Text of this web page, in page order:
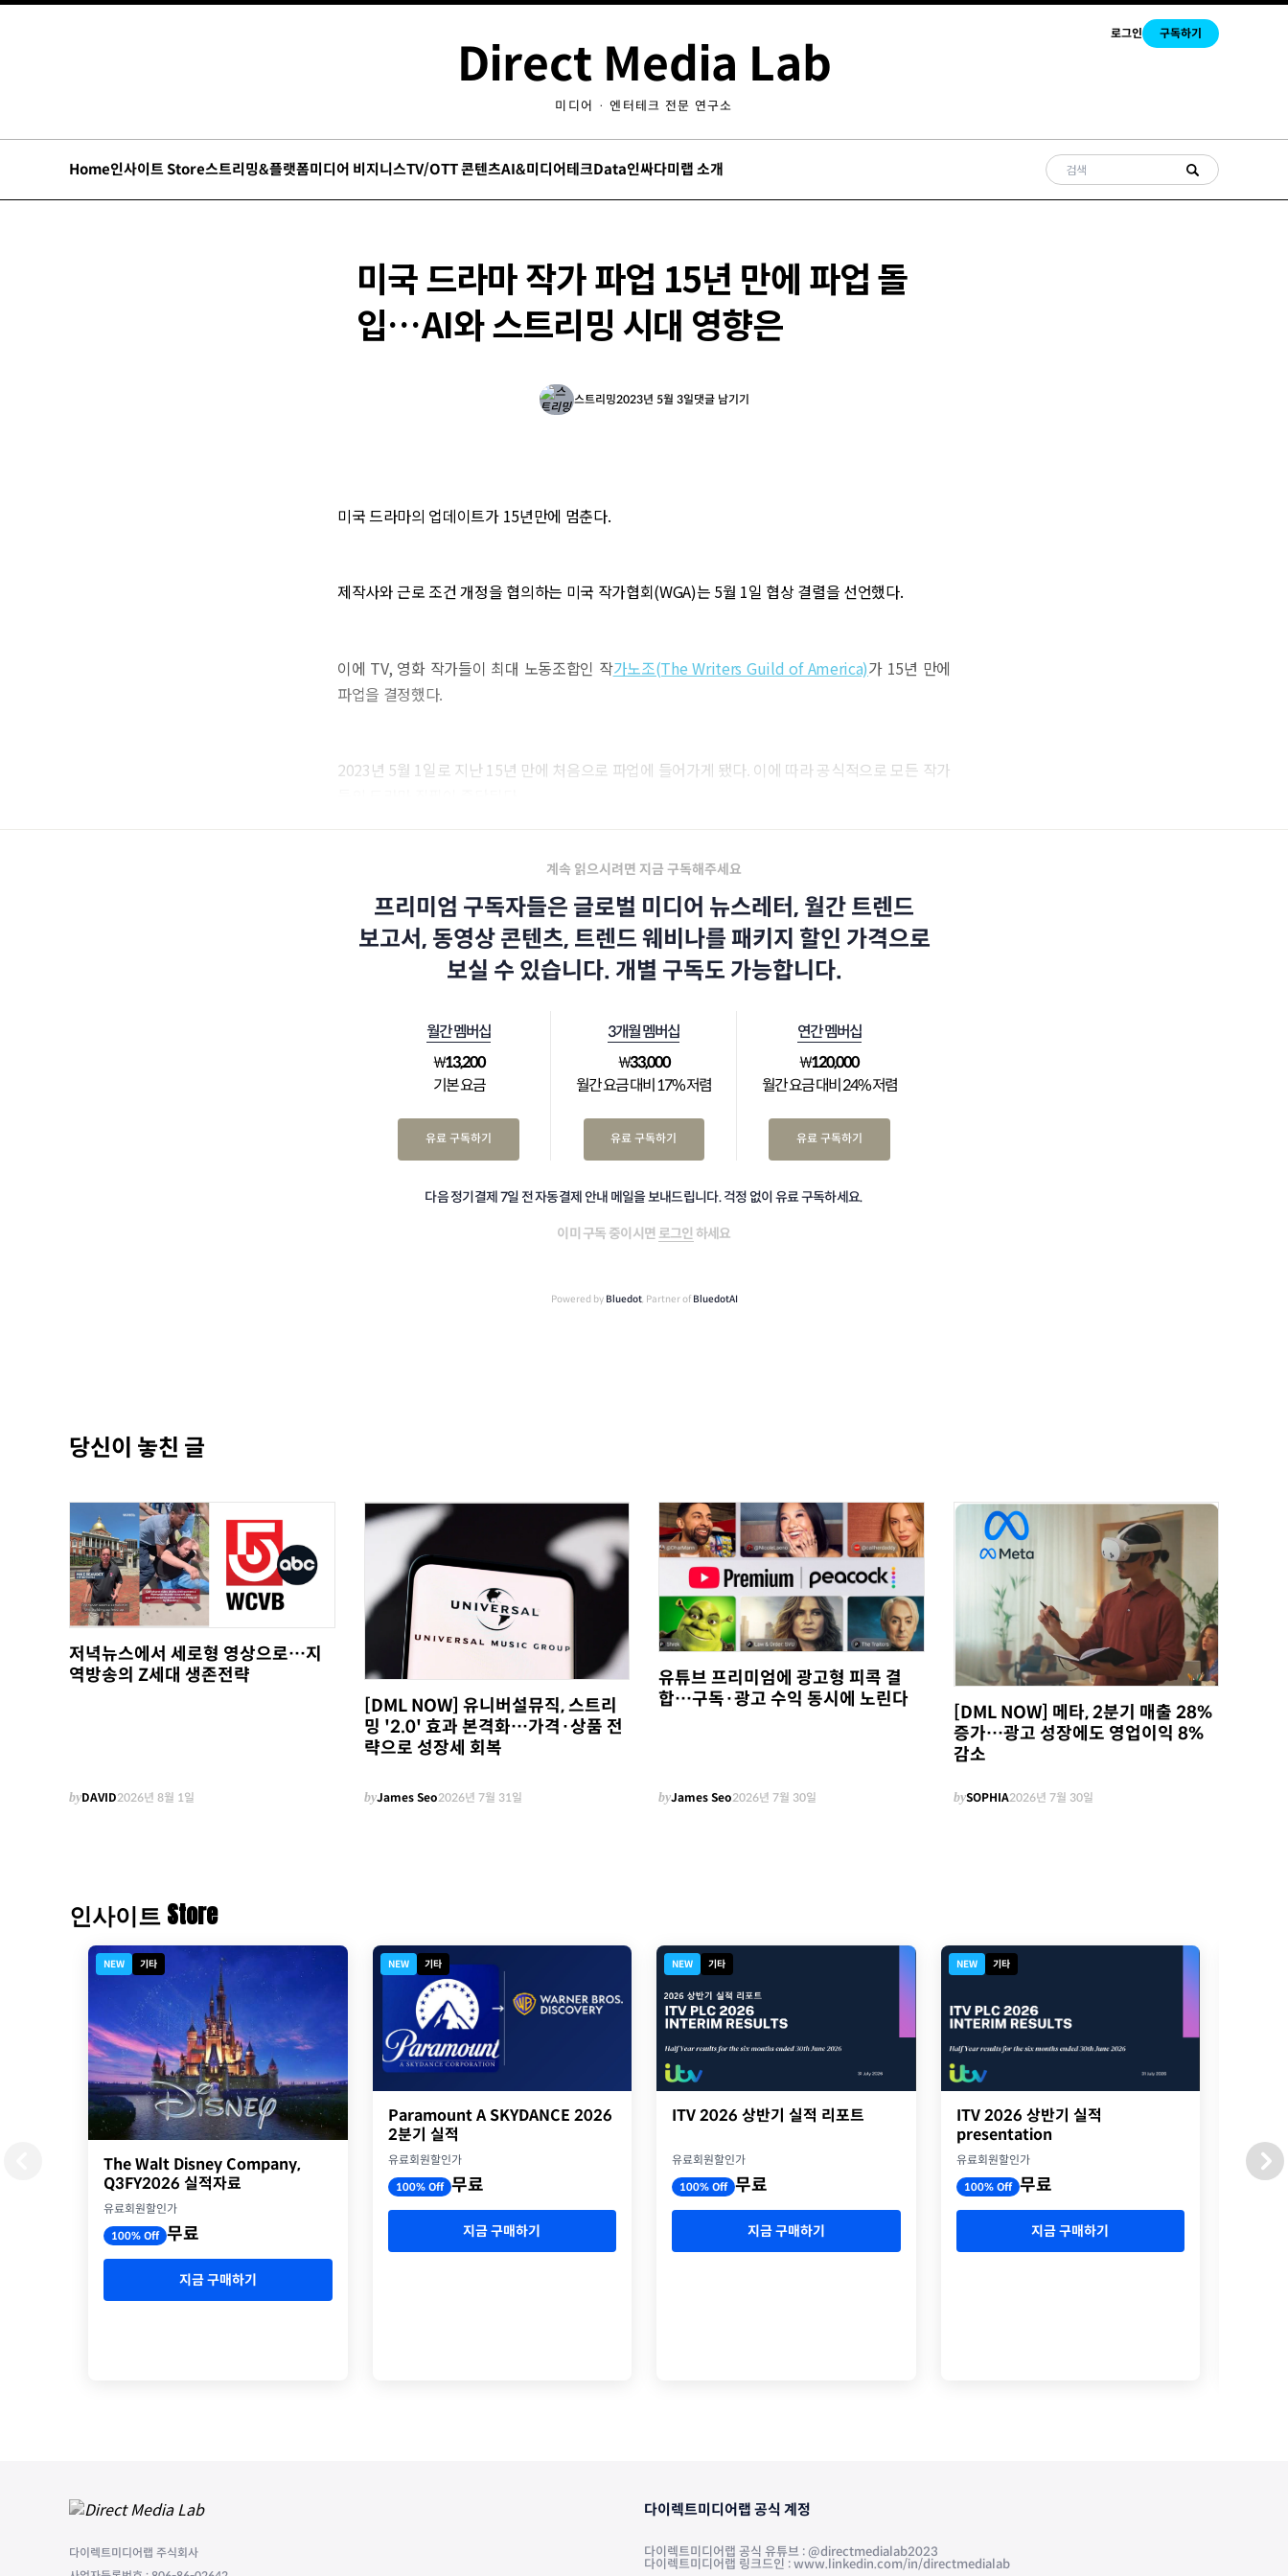
로그인 구독하기
Direct Media Lab
미디어 · 엔터테크 전문 연구소
Home인사이트 Store스트리밍&플랫폼미디어 비지니스TV/OTT 콘텐츠AI&미디어테크Data인싸다미랩 소개
미국 드라마 작가 파업 15년 만에 파업 돌
입…AI와 스트리밍 시대 영향은
스트리밍2023년 5월 3일댓글 남기기
미국 드라마의 업데이트가 15년만에 멈춘다.
제작사와 근로 조건 개정을 협의하는 미국 작가협회(WGA)는 5월 1일 협상 결렬을 선언했다.
이에 TV, 영화 작가들이 최대 노동조합인 작가노조(The Writers Guild of America)가 15년 만에
파업을 결정했다.
2023년 5월 1일로 지난 15년 만에 처음으로 파업에 들어가게 됐다. 이에 따라 공식적으로 모든 작가
계속 읽으시려면 지금 구독해주세요
프리미엄 구독자들은 글로벌 미디어 뉴스레터, 월간 트렌드
보고서, 동영상 콘텐츠, 트렌드 웨비나를 패키지 할인 가격으로
보실 수 있습니다. 개별 구독도 가능합니다.
월간 멤버십
₩13,200
기본 요금
유료 구독하기
3개월 멤버십
₩33,000
월간 요금 대비 17% 저렴
유료 구독하기
연간 멤버십
₩120,000
월간 요금 대비 24% 저렴
유료 구독하기
다음 정기결제 7일 전 자동결제 안내 메일을 보내드립니다. 걱정 없이 유료 구독하세요.
이미 구독 중이시면 로그인 하세요
Powered by Bluedot, Partner of BluedotAI
당신이 놓친 글
저녁뉴스에서 세로형 영상으로…지
역방송의 Z세대 생존전략
byDAVID2026년 8월 1일
[DML NOW] 유니버설뮤직, 스트리
밍 '2.0' 효과 본격화…가격·상품 전
략으로 성장세 회복
byJames Seo2026년 7월 31일
유튜브 프리미엄에 광고형 피콕 결
합…구독·광고 수익 동시에 노린다
byJames Seo2026년 7월 30일
[DML NOW] 메타, 2분기 매출 28%
증가…광고 성장에도 영업이익 8%
감소
bySOPHIA2026년 7월 30일
인사이트 Store
NEW 기타
The Walt Disney Company,
Q3FY2026 실적자료
유료회원할인가
100% Off 무료
지금 구매하기
NEW 기타
Paramount A SKYDANCE 2026
2분기 실적
유료회원할인가
100% Off 무료
지금 구매하기
NEW 기타
ITV 2026 상반기 실적 리포트
유료회원할인가
100% Off 무료
지금 구매하기
NEW 기타
ITV 2026 상반기 실적
presentation
유료회원할인가
100% Off 무료
지금 구매하기
유료회원
다이렉트미디어랩 주식회사
다이렉트미디어랩 공식 계정
다이렉트미디어랩 공식 유튜브 : @directmedialab2023
다이렉트미디어랩 링크드인 : www.linkedin.com/in/directmedialab